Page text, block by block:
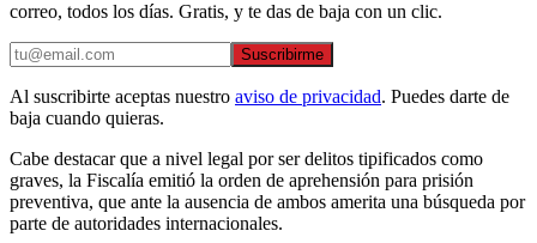
correo, todos los días. Gratis, y te das de baja con un clic.
Suscribirme
Al suscribirte aceptas nuestro aviso de privacidad. Puedes darte de
baja cuando quieras.
Cabe destacar que a nivel legal por ser delitos tipificados como
graves, la Fiscalía emitió la orden de aprehensión para prisión
preventiva, que ante la ausencia de ambos amerita una búsqueda por
parte de autoridades internacionales.